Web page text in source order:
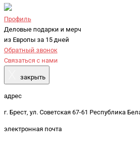
Профиль
Деловые подарки и мерч
из Европы за 15 дней
Обратный звонок
Связаться с нами
закрыть
адрес
г. Брест, ул. Советская 67-61 Республика
электронная почта